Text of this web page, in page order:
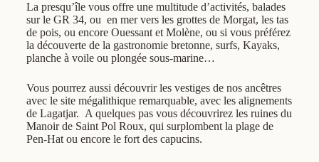
La presqu’île vous offre une multitude d’activités, balades
sur le GR 34, ou en mer vers les grottes de Morgat, les tas
de pois, ou encore Ouessant et Molène, ou si vous préférez
la découverte de la gastronomie bretonne, surfs, Kayaks,
planche à voile ou plongée sous-marine…
Vous pourrez aussi découvrir les vestiges de nos ancêtres
avec le site mégalithique remarquable, avec les alignements
de Lagatjar. A quelques pas vous découvrirez les ruines du
Manoir de Saint Pol Roux, qui surplombent la plage de
Pen-Hat ou encore le fort des capucins.